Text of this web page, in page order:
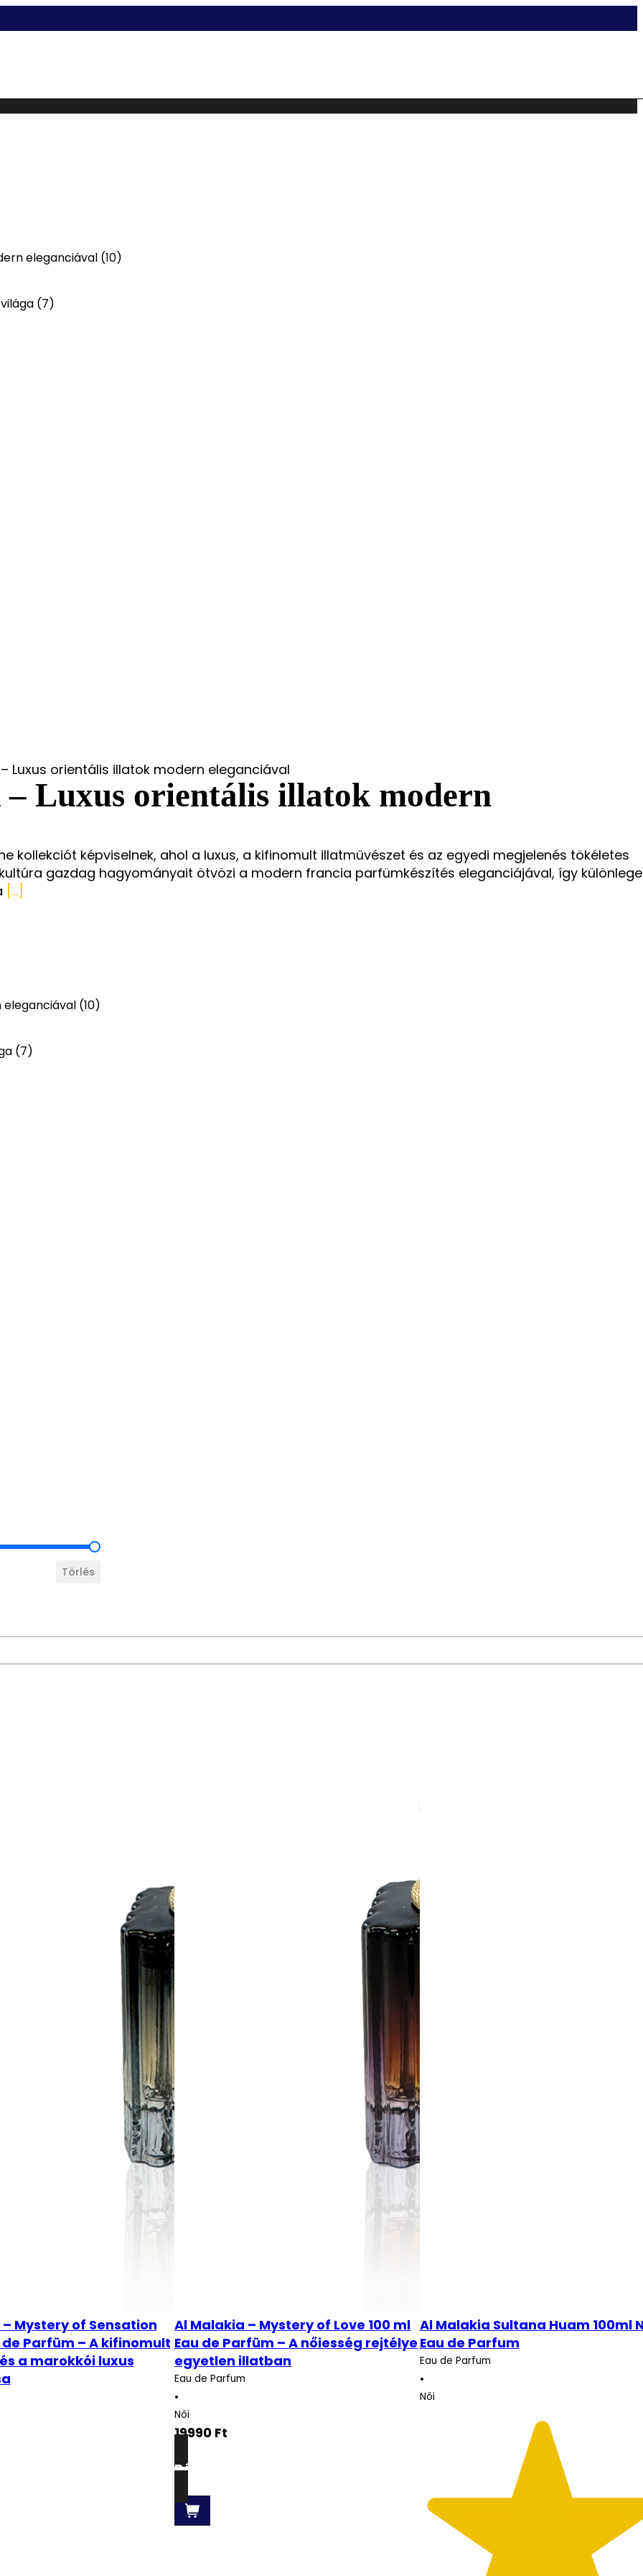
eleganciával (10)
(7)
Luxus orientális illatok modern eleganciával
Luxus orientális illatok modern
kollekciót képviselnek, ahol a luxus, a kifinomult illatművészet és az egyedi megjelenés tökéletes
gazdag hagyományait ötvözi a modern francia parfümkészítés eleganciájával, így
[...]
eleganciával (10)
(7)
Törlés
Mystery of Sensation
de Parfüm – A kifinomult
a marokkói luxus
Al Malakia – Mystery of Love 100 ml
Eau de Parfüm – A nőiesség rejtélye
egyetlen illatban
Eau de Parfum
•
Női
19990 Ft
Részletek
Al Malakia Sultana Huam 100ml
Eau de Parfum
Eau de Parfum
•
Női